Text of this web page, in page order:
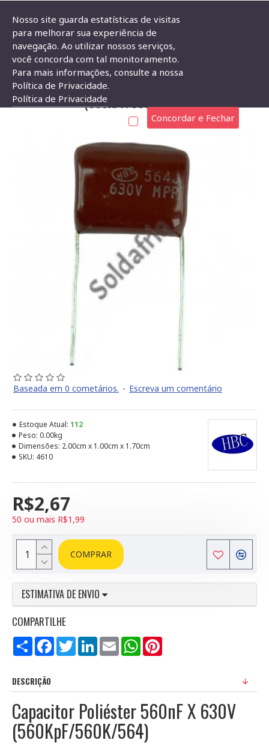
Capacitor Poliester 560nF X 630V (560KpF/560K/564)
CAPACITOR POLIESTER 560NF X 630V
(560KPF/560K/564)
Baseada em 0 cometários. - Escreva um comentário
R$2,67
50 ou mais R$1,99
Estoque Atual: 112
Peso: 0.00kg
Dimensões: 2.00cm x 1.00cm x 1.70cm
SKU: 4610
COMPRAR
ESTIMATIVA DE ENVIO
COMPARTILHE
Compartilhar
FacebookTwitterLinkedInEmail WhatsApp
DESCRIÇÃO
Capacitor Poliéster 560nF X 630V
(560KpF/560K/564)
Nosso site guarda estatísticas de visitas
para melhorar sua experiência de
navegação. Ao utilizar nossos serviços,
você concorda com tal monitoramento.
Para mais informações, consulte a nossa
Política de Privacidade.
Política de Privacidade
Concordar e Fechar